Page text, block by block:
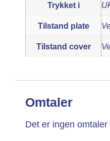
Trykket i
Tilstand plate
Tilstand cover
Omtaler
Det er ingen omtaler